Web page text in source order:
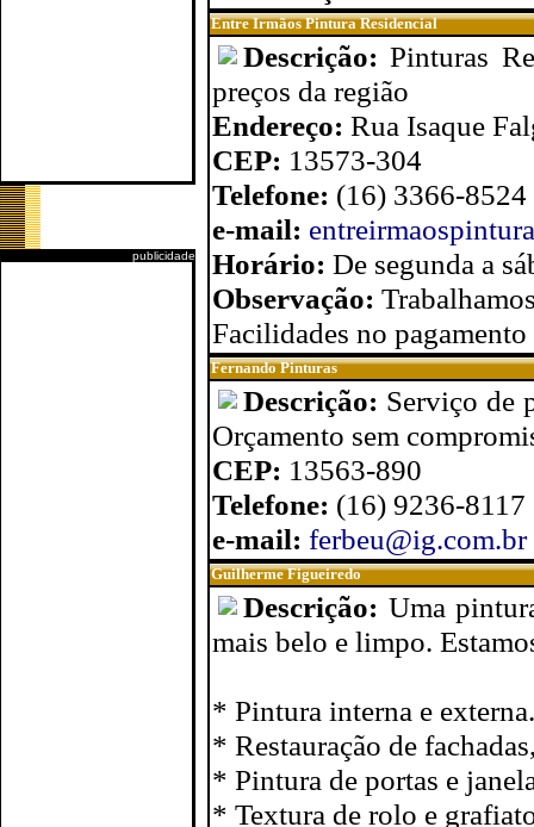
publicidade
Entre Irmãos Pintura Residencial
Descrição:Pinturas
preços da região
Endereço: Rua Isaque
CEP: 13573-304
Telefone: (16) 3366-
e-mail:
Horário: De segunda a
Observação:
Facilidades no pagamento
Fernando Pinturas
Descrição: Serviço de
Orçamento sem
CEP: 13563-890
Telefone: (16) 9236-8117
e-mail: ferbeu@ig.com.br
Guilherme Figueiredo
Descrição: Uma
mais belo e limpo.
* Pintura interna e externa.
* Restauração de
* Pintura de portas e
* Textura de rolo e